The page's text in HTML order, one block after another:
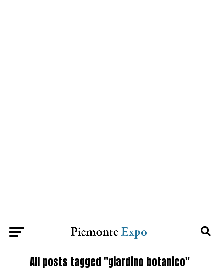
All posts tagged "giardino botanico"